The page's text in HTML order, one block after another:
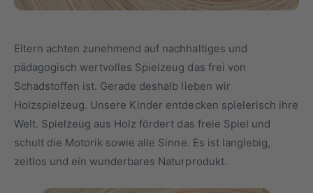
Eltern achten zunehmend auf nachhaltiges und
pädagogisch wertvolles Spielzeug das frei von
Schadstoffen ist. Gerade deshalb lieben wir
Holzspielzeug. Unsere Kinder entdecken spielerisch ihre
Welt. Spielzeug aus Holz fördert das freie Spiel und
schult die Motorik sowie alle Sinne. Es ist langlebig,
zeitlos und ein wunderbares Naturprodukt.